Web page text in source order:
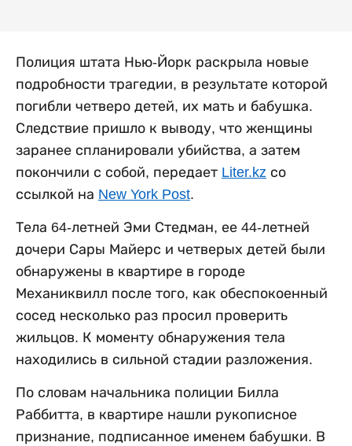
Полиция штата Нью-Йорк раскрыла новые
подробности трагедии, в результате которой
погибли четверо детей, их мать и бабушка.
Следствие пришло к выводу, что женщины
заранее спланировали убийства, а затем
покончили с собой, передает Liter.kz со
ссылкой на New York Post.
Тела 64-летней Эми Стедман, ее 44-летней
дочери Сары Майерс и четверых детей были
обнаружены в квартире в городе
Механиквилл после того, как обеспокоенный
сосед несколько раз просил проверить
жильцов. К моменту обнаружения тела
находились в сильной стадии разложения.
По словам начальника полиции Билла
Раббитта, в квартире нашли рукописное
признание, подписанное именем бабушки. В